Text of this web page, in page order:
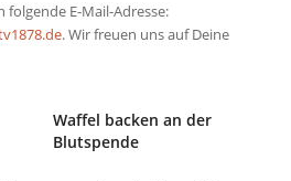
E-Mail-Adresse:
. Wir freuen uns auf Deine
Waffel backen an der
Blutspende